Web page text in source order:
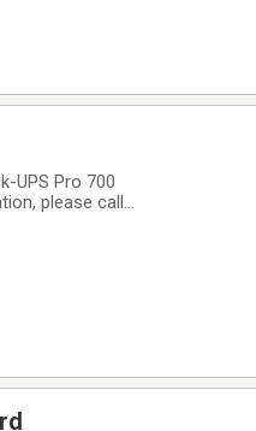
UPS Pro 700
please call